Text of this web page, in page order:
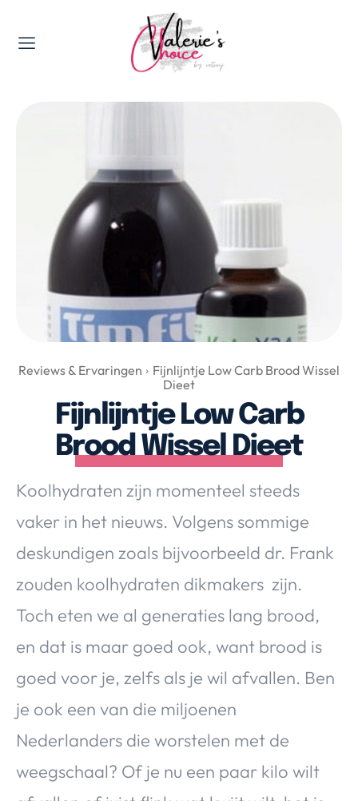
Valerie's Topics
Travel & Culture
Lifestyle, Sport & Duurzaamheid
Gadgets & Tech
Top 5 van Valerie
Health & Beauty
Huis & Tuin
Nieuws & Media
Over Valerie
Over Valerie
De Top 5
Contact
VALERIE'S CHOICE
Food & Drinks Health & Beauty Gadgets
Huis & Tuin
Lifestyle
Reviews & Ervaringen
Fijnlijntje Low Carb Brood Wissel
Dieet
Fijnlijntje Low Carb
Brood Wissel Dieet
Koolhydraten zijn momenteel steeds
vaker in het nieuws. Volgens sommige
deskundigen zoals bijvoorbeeld dr. Frank
zouden koolhydraten dikmakers zijn.
Toch eten we al generaties lang brood,
en dat is maar goed ook, want brood is
goed voor je, zelfs als je wil afvallen. Ben
je ook een van die miljoenen
Nederlanders die worstelen met de
weegschaal? Of je nu een paar kilo wilt